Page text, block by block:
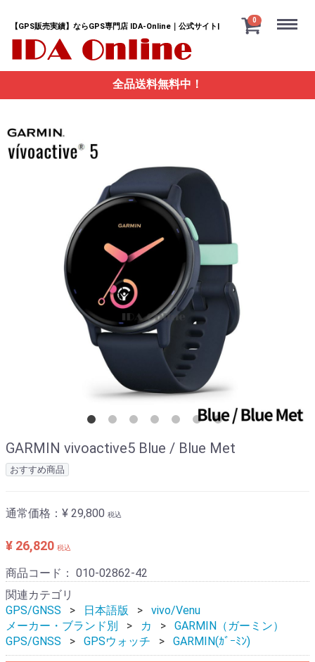
【GPS販売実績】ならGPS専門店 IDA-Online｜公式サイト|
0
全品送料無料中！
GARMIN vivoactive5 Blue / Blue Met
おすすめ商品
通常価格： ¥ 29,800 税込
¥ 26,820 税込
商品コード： 010-02862-42
関連カテゴリ
GPS/GNSS
日本語版
vivo/Venu
メーカー・ブランド別
カ
GARMIN（ガーミン）
GPS/GNSS
GPSウォッチ GARMIN(ｶﾞｰﾐﾝ)